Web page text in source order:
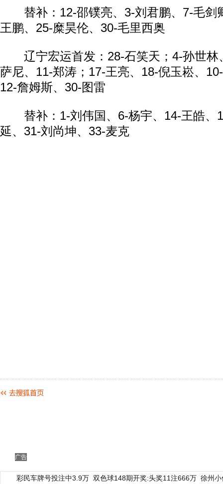
替补：12-邵镤亮、3-刘君鹏、7-毛剑
王鹏、25-糜昊伦、30-毛里西奥
辽宁宏运首发：28-石笑天；4-孙世林
萨尼、11-郑涛；17-王亮、18-倪玉崧、
12-詹姆斯、30-图雷
替补：1-刘伟国、6-杨宇、14-王皓、
延、31-刘尚坤、33-麦克
广告
彩民车牌号投注中3.9万 双色球148期开奖:头奖11注666万 徐州
动物系恋人啊 | 钟欣潼体验爱情哲学 南